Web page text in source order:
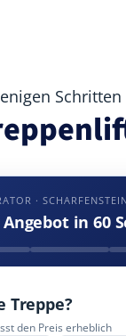
·
in 60
Treppe?
den Preis erheblich